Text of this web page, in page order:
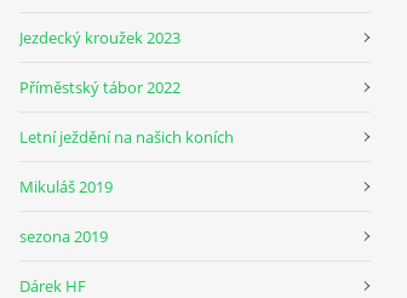
Jezdecký kroužek 2023
Příměstský tábor 2022
Letní ježdění na našich koních
Mikuláš 2019
sezona 2019
Dárek HF